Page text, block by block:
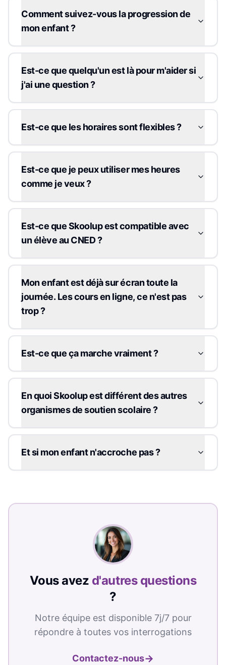
Comment suivez-vous la progression de
mon enfant ?
Est-ce que quelqu'un est là pour m'aider si
j'ai une question ?
Est-ce que les horaires sont flexibles ?
Est-ce que je peux utiliser mes heures
comme je veux ?
Est-ce que Skoolup est compatible avec
un élève au CNED ?
Mon enfant est déjà sur écran toute la
journée. Les cours en ligne, ce n'est pas
trop ?
Est-ce que ça marche vraiment ?
En quoi Skoolup est différent des autres
organismes de soutien scolaire ?
Et si mon enfant n'accroche pas ?
Vous avez d'autres questions
?
Notre équipe est disponible 7j/7 pour
répondre à toutes vos interrogations
Contactez-nous→